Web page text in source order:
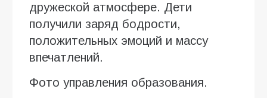
дружеской атмосфере. Дети
получили заряд бодрости,
положительных эмоций и массу
впечатлений.
Фото управления образования.